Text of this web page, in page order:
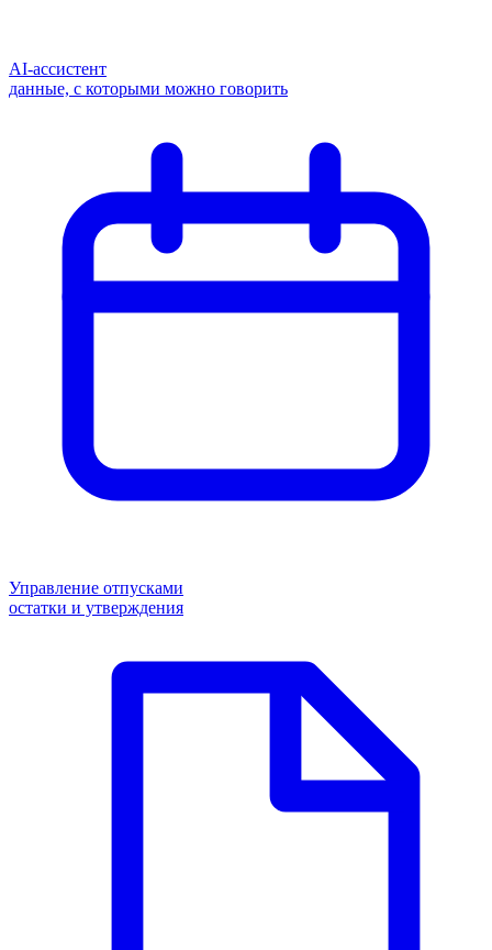
AI-ассистент
данные, с которыми можно говорить
Управление отпусками
остатки и утверждения